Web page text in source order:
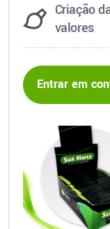
Criação
valores
Entrar em